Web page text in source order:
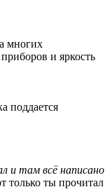
многих
и яркость
поддается
и там всё написано
только ты прочитал